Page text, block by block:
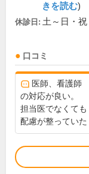
きを読む)
休診日: 土～日・祝
口コミ
医師、看護師
の対応が良い。
担当医でなくても
配慮が整っていた